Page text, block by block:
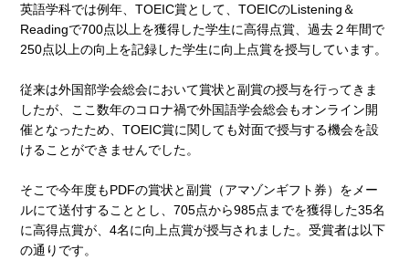
英語学科では例年、TOEIC賞として、TOEICのListening＆
Readingで700点以上を獲得した学生に高得点賞、過去２年間で
250点以上の向上を記録した学生に向上点賞を授与しています。
従来は外国部学会総会において賞状と副賞の授与を行ってきま
したが、ここ数年のコロナ禍で外国語学会総会もオンライン開
催となったため、TOEIC賞に関しても対面で授与する機会を設
けることができませんでした。
そこで今年度もPDFの賞状と副賞（アマゾンギフト券）をメー
ルにて送付することとし、705点から985点までを獲得した35名
に高得点賞が、4名に向上点賞が授与されました。受賞者は以下
の通りです。